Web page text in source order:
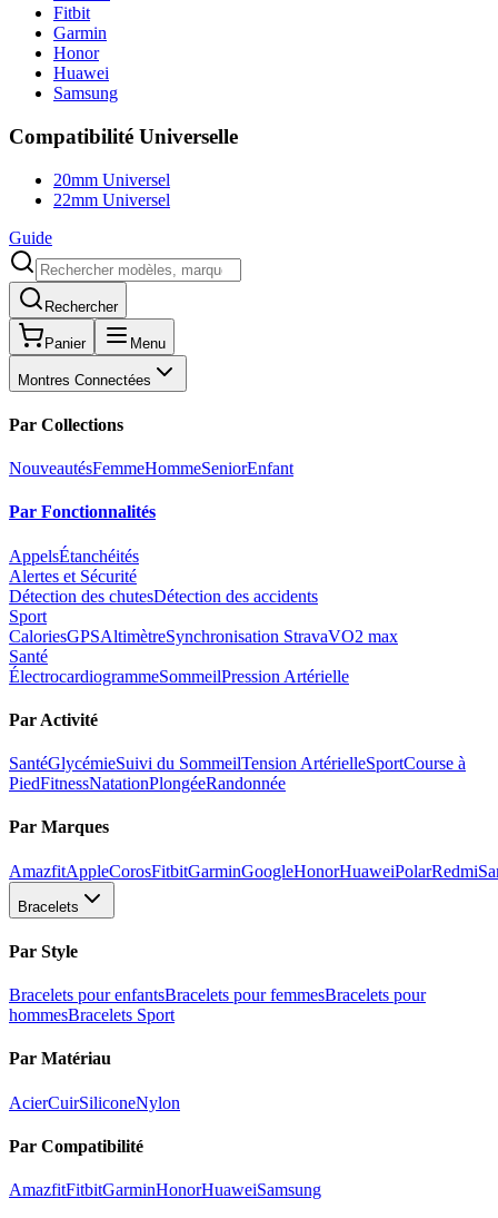
Fitbit
Garmin
Honor
Huawei
Samsung
Compatibilité Universelle
20mm Universel
22mm Universel
Guide
Rechercher
Panier Menu
Montres Connectées
Par Collections
NouveautésFemmeHommeSeniorEnfant
Par Fonctionnalités
AppelsÉtanchéités
Alertes et Sécurité
Détection des chutesDétection des accidents
Sport
CaloriesGPSAltimètreSynchronisation StravaVO2 max
Santé
ÉlectrocardiogrammeSommeilPression Artérielle
Par Activité
SantéGlycémieSuivi du SommeilTension ArtérielleSportCourse à
PiedFitnessNatationPlongéeRandonnée
Par Marques
AmazfitAppleCorosFitbitGarminGoogleHonorHuaweiPolarRedmi
Bracelets
Par Style
Bracelets pour enfantsBracelets pour femmesBracelets pour
hommesBracelets Sport
Par Matériau
AcierCuirSiliconeNylon
Par Compatibilité
AmazfitFitbitGarminHonorHuaweiSamsung